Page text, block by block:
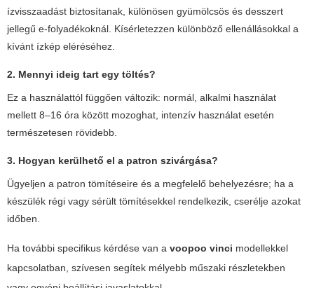
ízvisszaadást biztosítanak, különösen gyümölcsös és desszert
jellegű e-folyadékoknál. Kísérletezzen különböző ellenállásokkal a
kívánt ízkép eléréséhez.
2. Mennyi ideig tart egy töltés?
Ez a használattól függően változik: normál, alkalmi használat
mellett 8–16 óra között mozoghat, intenzív használat esetén
természetesen rövidebb.
3. Hogyan kerülhető el a patron szivárgása?
Ügyeljen a patron tömítéseire és a megfelelő behelyezésre; ha a
készülék régi vagy sérült tömítésekkel rendelkezik, cserélje azokat
időben.
Ha további specifikus kérdése van a voopoo vinci modellekkel
kapcsolatban, szívesen segítek mélyebb műszaki részletekben